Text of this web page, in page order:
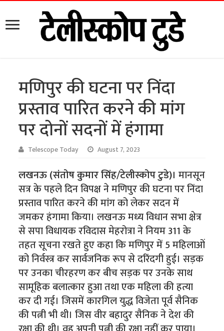
मणिपुर की घटना पर निंदा
प्रस्ताव पारित करने की मांग
पर दोनों सदनों में हंगामा
Telescope Today August 7, 2023
लखनऊ (संतोष कुमार सिंह/टेलीस्कोप टुडे)।मानसून
सत्र के पहले दिन विपक्ष ने मणिपुर की घटना पर निंदा
प्रस्ताव पारित करने की मांग को लेकर सदन में
जमकर हंगामा किया। लखनऊ मध्य विधान सभा क्षेत्र
से सपा विधायक रविदास मेहरोत्रा ने नियम 311 के
तहत सूचना रखते हुए कहा कि मणिपुर में 5 महिलाओं
को निर्वस्त्र कर सार्वजनिक रूप से दरिंदगी हुई। सड़क
पर उनका चीरहरण कर बीच सड़क पर उनके साथ
सामूहिक बलात्कार हुआ तथा एक महिला की हत्या
कर दी गई। जिसमें कारगिल युद्ध विजेता पूर्व सैनिक
की पत्नी भी थी। जिस वीर बहादुर सैनिक ने देश की